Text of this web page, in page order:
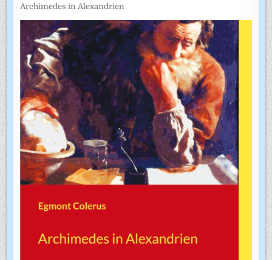
Archimedes in Alexandrien